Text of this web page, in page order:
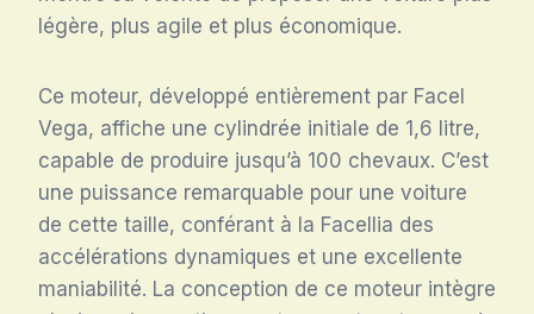
légère, plus agile et plus économique.
Ce moteur, développé entièrement par Facel
Vega, affiche une cylindrée initiale de 1,6 litre,
capable de produire jusqu’à 100 chevaux. C’est
une puissance remarquable pour une voiture
de cette taille, conférant à la Facellia des
accélérations dynamiques et une excellente
maniabilité. La conception de ce moteur intègre